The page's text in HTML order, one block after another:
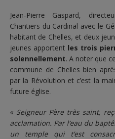
Jean-Pierre Gaspard,
Chantiers du Cardinal avec le
habitant de Chelles, et deux
jeunes apportent les trois
solennellement. A noter que
commune de Chelles bien
par la Révolution et c’est la
future église.
« Seigneur Père très saint,
acclamation. Par l’eau du
un temple qui t’est